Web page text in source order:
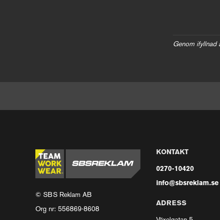
Genom ifyllnad
© SBS Reklam AB
Org nr: 556869-8608
KONTAKT
0270-10420
info@sbsreklam.se
ADRESS